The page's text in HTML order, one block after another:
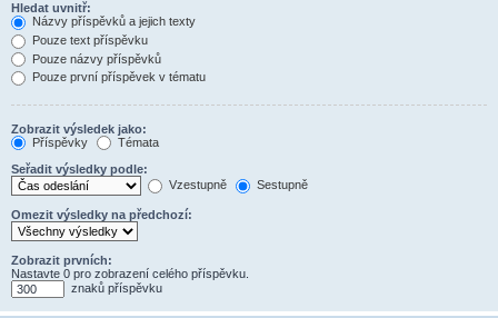
Hledat uvnitř:
Názvy příspěvků a jejich texty
Pouze text příspěvku
Pouze názvy příspěvků
Pouze první příspěvek v tématu
Zobrazit výsledek jako:
Příspěvky
Témata
Seřadit výsledky podle:
Vzestupně
Sestupně
Omezit výsledky na předchozí:
Zobrazit prvních:
Nastavte 0 pro zobrazení celého příspěvku.
znaků příspěvku